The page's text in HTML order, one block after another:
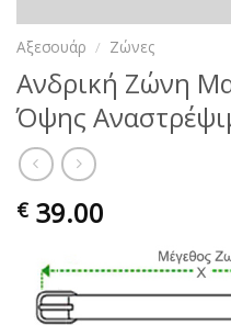
Αξεσουάρ / Ζώνες
Ανδρική Ζώνη
Όψης
€ 39.00